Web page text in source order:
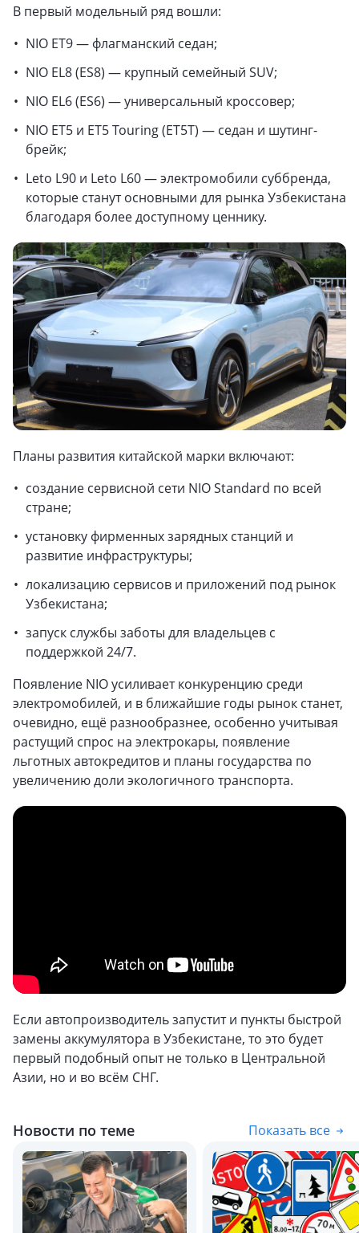
В первый модельный ряд вошли:
NIO ET9 — флагманский седан;
NIO EL8 (ES8) — крупный семейный SUV;
NIO EL6 (ES6) — универсальный кроссовер;
NIO ET5 и ET5 Touring (ET5T) — седан и шутинг-
брейк;
Leto L90 и Leto L60 — электромобили суббренда,
которые станут основными для рынка Узбекистана
благодаря более доступному ценнику.
Планы развития китайской марки включают:
создание сервисной сети NIO Standard по всей
стране;
установку фирменных зарядных станций и
развитие инфраструктуры;
локализацию сервисов и приложений под рынок
Узбекистана;
запуск службы заботы для владельцев с
поддержкой 24/7.
Появление NIO усиливает конкуренцию среди
электромобилей, и в ближайшие годы рынок станет,
очевидно, ещё разнообразнее, особенно учитывая
растущий спрос на электрокары, появление
льготных автокредитов и планы государства по
увеличению доли экологичного транспорта.
Если автопроизводитель запустит и пункты быстрой
замены аккумулятора в Узбекистане, то это будет
первый подобный опыт не только в Центральной
Азии, но и во всём СНГ.
Новости по теме Показать все